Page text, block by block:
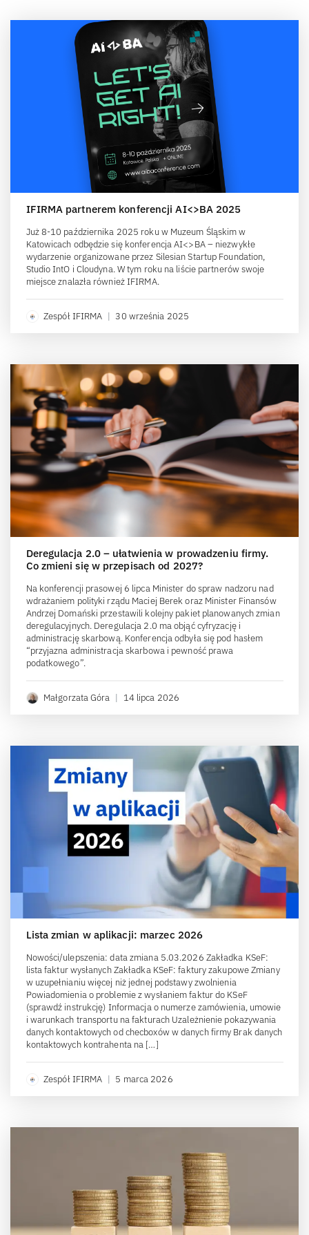
IFIRMA partnerem konferencji AI<>BA 2025
Już 8-10 października 2025 roku w Muzeum Śląskim w
Katowicach odbędzie się konferencja AI<>BA – niezwykłe
wydarzenie organizowane przez Silesian Startup Foundation,
Studio IntO i Cloudyna. W tym roku na liście partnerów swoje
miejsce znalazła również IFIRMA.
Zespół IFIRMA | 30 września 2025
Deregulacja 2.0 – ułatwienia w prowadzeniu firmy.
Co zmieni się w przepisach od 2027?
Na konferencji prasowej 6 lipca Minister do spraw nadzoru nad
wdrażaniem polityki rządu Maciej Berek oraz Minister Finansów
Andrzej Domański przestawili kolejny pakiet planowanych zmian
deregulacyjnych. Deregulacja 2.0 ma objąć cyfryzację i
administrację skarbową. Konferencja odbyła się pod hasłem
“przyjazna administracja skarbowa i pewność prawa
podatkowego”.
Małgorzata Góra | 14 lipca 2026
Lista zmian w aplikacji: marzec 2026
Nowości/ulepszenia: data zmiana 5.03.2026 Zakładka KSeF:
lista faktur wysłanych Zakładka KSeF: faktury zakupowe Zmiany
w uzupełnianiu więcej niż jednej podstawy zwolnienia
Powiadomienia o problemie z wysłaniem faktur do KSeF
(sprawdź instrukcję) Informacja o numerze zamówienia, umowie
i warunkach transportu na fakturach Uzależnienie pokazywania
danych kontaktowych od checboxów w danych firmy Brak danych
kontaktowych kontrahenta na […]
Zespół IFIRMA | 5 marca 2026